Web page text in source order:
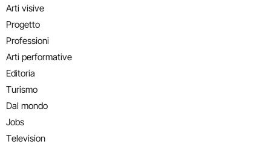
Arti visive
Progetto
Professioni
Arti performative
Editoria
Turismo
Dal mondo
Jobs
Television